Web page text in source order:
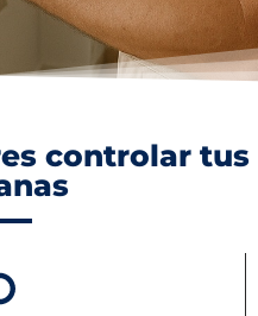
controlar tus